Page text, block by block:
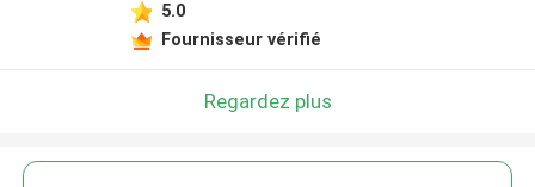
5.0
Fournisseur vérifié
Regardez plus